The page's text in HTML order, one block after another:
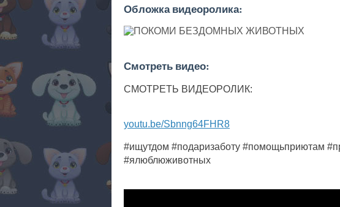
Обложка видеоролика:
Смотреть видео:
СМОТРЕТЬ ВИДЕОРОЛИК:
youtu.be/Sbnng64FHR8
#ищутдом #подаризаботу #помощьприютам
#ялюблюживотных